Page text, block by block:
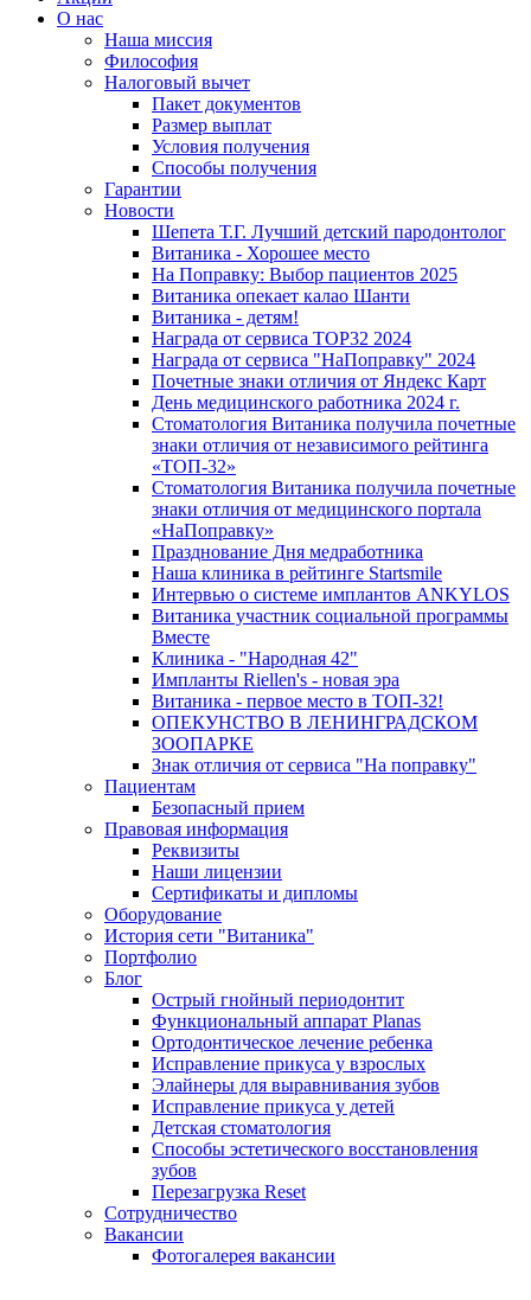
О нас
Наша миссия
Философия
Налоговый вычет
Пакет документов
Размер выплат
Условия получения
Способы получения
Гарантии
Новости
Шепета Т.Г. Лучший детский пародонтолог
Витаника - Хорошее место
На Поправку: Выбор пациентов 2025
Витаника опекает калао Шанти
Витаника - детям!
Награда от сервиса TOP32 2024
Награда от сервиса "НаПоправку" 2024
Почетные знаки отличия от Яндекс Карт
День медицинского работника 2024 г.
Стоматология Витаника получила почетные
знаки отличия от независимого рейтинга
«ТОП-32»
Стоматология Витаника получила почетные
знаки отличия от медицинского портала
«НаПоправку»
Празднование Дня медработника
Наша клиника в рейтинге Startsmile
Интервью о системе имплантов ANKYLOS
Витаника участник социальной программы
Вместе
Клиника - "Народная 42"
Импланты Riellen's - новая эра
Витаника - первое место в ТОП-32!
ОПЕКУНСТВО В ЛЕНИНГРАДСКОМ
ЗООПАРКЕ
Знак отличия от сервиса "На поправку"
Пациентам
Безопасный прием
Правовая информация
Реквизиты
Наши лицензии
Сертификаты и дипломы
Оборудование
История сети "Витаника"
Портфолио
Блог
Острый гнойный периодонтит
Функциональный аппарат Planas
Ортодонтическое лечение ребенка
Исправление прикуса у взрослых
Элайнеры для выравнивания зубов
Исправление прикуса у детей
Детская стоматология
Способы эстетического восстановления
зубов
Перезагрузка Reset
Сотрудничество
Вакансии
Фотогалерея вакансии